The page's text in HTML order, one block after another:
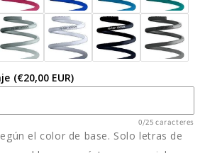
(€20,00 EUR)
0/25 caracteres
el color de base. Solo letras de